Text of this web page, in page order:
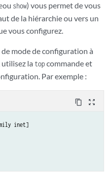
ou show) vous permet de vous
de la hiérarchie ou vers un
vous configurez.
mode de configuration à
la topcommande et
Par exemple :
content_copy zoom_out_map
inet]